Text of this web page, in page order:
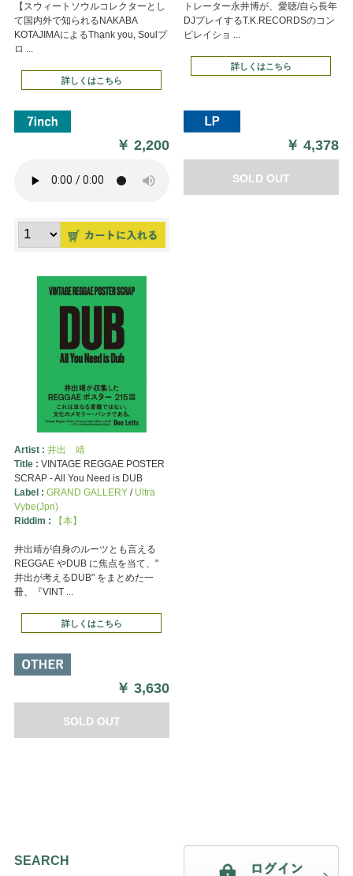
【スウィートソウルコレクターとし
て国内外で知られるNAKABA
KOTAJIMAによるThank you, Soulプ
ロ ...
詳しくはこちら
￥2,200
トレーター永井博が、愛聴/自ら長年
DJプレイするT.K.RECORDSのコン
ピレイショ ...
詳しくはこちら
￥4,378
SOLD OUT
Artist : 井出 靖
Title : VINTAGE REGGAE POSTER
SCRAP - All You Need is DUB
Label : GRAND GALLERY/ Ultra
Vybe(Jpn)
Riddim :
【本】
井出靖が自身のルーツとも言える
REGGAE やDUB に焦点を当て、"
井出が考えるDUB" をまとめた一
冊、『VINT ...
詳しくはこちら
￥3,630
SOLD OUT
SEARCH